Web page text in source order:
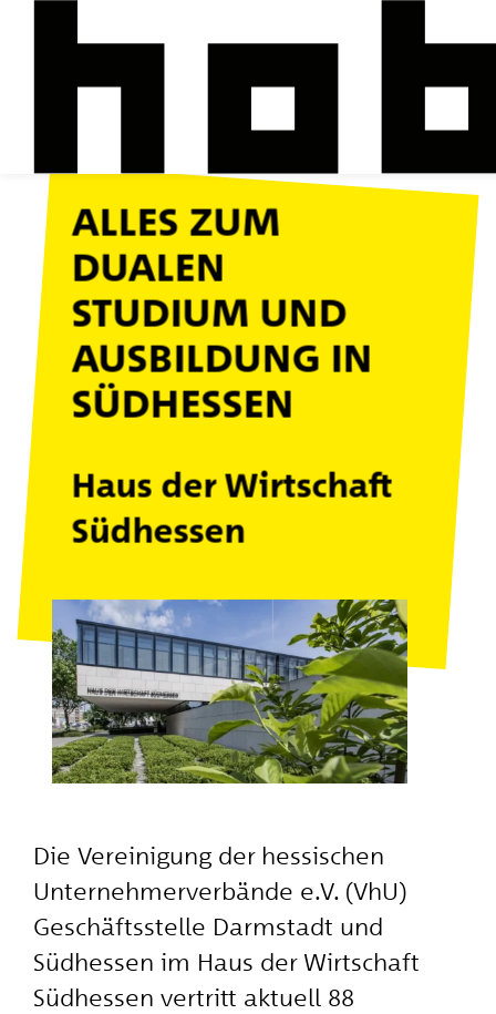
ALLES ZUM
DUALEN
STUDIUM UND
AUSBILDUNG IN
SÜDHESSEN
Haus der Wirtschaft
Südhessen
Die Vereinigung der hessischen
Unternehmerverbände e.V. (VhU)
Geschäftsstelle Darmstadt und
Südhessen im Haus der Wirtschaft
Südhessen vertritt aktuell 88